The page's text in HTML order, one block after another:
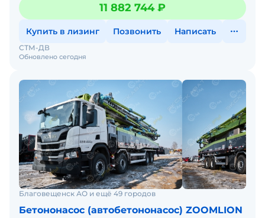
11 882 744 ₽
Купить в лизинг Позвонить Написать
Обновлено сегодня
СТМ-ДВ
Благовещенск АО и ещё 49 городов
Бетононасос (автобетононасос) ZOOMLION